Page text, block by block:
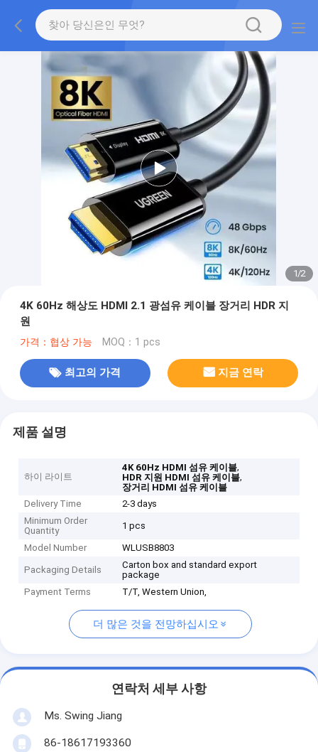
1/2
4K 60Hz 해상도 HDMI 2.1 광섬유 케이블 장거리 HDR 지
원
가격：협상 가능 MOQ：1 pcs
최고의 가격 지금 연락
제품 설명
하이 라이트
4K 60Hz HDMI 섬유 케이블,
HDR 지원 HDMI 섬유 케이블,
장거리 HDMI 섬유 케이블
Delivery Time
2-3 days
Minimum Order
Quantity
1 pcs
Model Number WLUSB8803
Packaging Details
Carton box and standard export
package
Payment Terms
T/T, Western Union,
더 많은 것을 전망하십시오
연락처 세부 사항
Ms. Swing Jiang
86-18617193360